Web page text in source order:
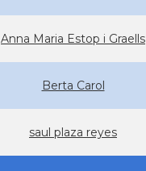
Anna Maria Estop i Graells
Berta Carol
saul plaza reyes